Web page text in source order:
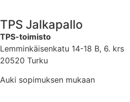
TPS Jalkapallo
TPS-toimisto
Lemminkäisenkatu 14-18 B, 6. krs
20520 Turku
Auki sopimuksen mukaan